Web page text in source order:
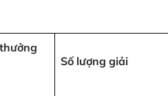
Số lượng giải